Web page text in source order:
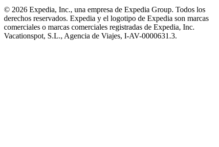
© 2026 Expedia, Inc., una empresa de Expedia Group. Todos los
derechos reservados. Expedia y el logotipo de Expedia son marcas
comerciales o marcas comerciales registradas de Expedia, Inc.
Vacationspot, S.L., Agencia de Viajes, I-AV-0000631.3.